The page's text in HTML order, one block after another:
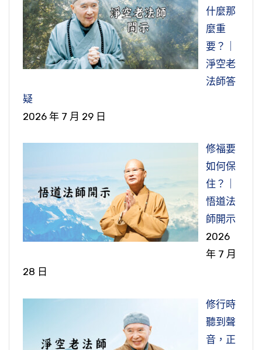
什麼那
麼重
要？｜
淨空老
法師答
疑
2026 年 7 月 29 日
修福要
如何保
住？｜
悟道法
師開示
2026
年 7 月
28 日
修行時
聽到聲
音，正